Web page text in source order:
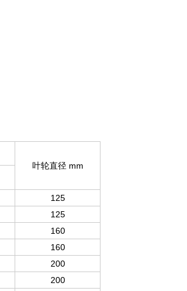
叶轮直径 mm
125
125
160
160
200
200